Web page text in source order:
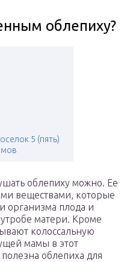
облепиху?
5 (пять)
облепиху можно. Ее
веществами, которые
организма плода и
матери. Кроме
колоссальную
мамы в этот
облепиха для